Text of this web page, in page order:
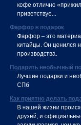
кофе отлично
приветствуе...
Фарфор в подарок
Фарфор – это
китайцы. Он ценился
производства.
Подарить необычный
Лучшие подарки и
СПб
Как приятно делать
В нашей жизни
друзей, и